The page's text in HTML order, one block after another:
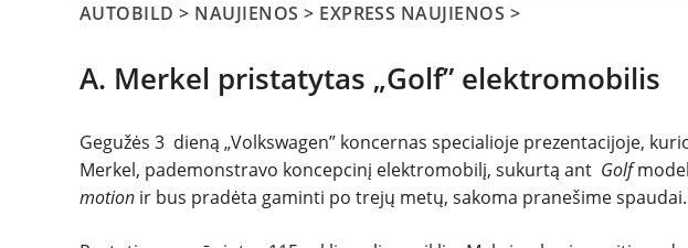
AUTOBILD > NAUJIENOS > EXPRESS NAUJIENOS >
A. Merkel pristatytas „Golf” elektromobilis
Gegužės 3 dieną „Volkswagen” koncernas specialioje prezentacijoje,
Merkel, pademonstravo koncepcinį elektromobilį, sukurtą ant Golf
motion ir bus pradėta gaminti po trejų metų, sakoma pranešime spaudai.